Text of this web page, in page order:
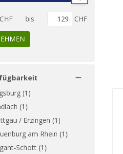
CHF bis CHF
(1)
(1)
/ Erzingen (1)
am Rhein (1)
Schott (1)